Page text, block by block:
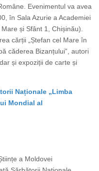
Evenimentul va avea
în Sala Azurie a Academiei
și Sfânt 1, Chișinău).
cărții „Ștefan cel Mare în
căderea Bizanțului”, autori
și expoziții de carte și
Naționale „Limba
Mondial al
a Moldovei